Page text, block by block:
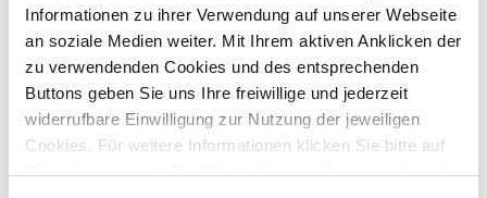
Informationen zu ihrer Verwendung auf unserer Webseite
an soziale Medien weiter. Mit Ihrem aktiven Anklicken der
zu verwendenden Cookies und des entsprechenden
Buttons geben Sie uns Ihre freiwillige und jederzeit
widerrufbare Einwilligung zur Nutzung der jeweiligen
Cookies. Für weitere Informationen klicken Sie bitte auf
"Details anzeigen". Die Möglichkeit zur Änderung besteht
Anbieter:
Amboss Novaheal GmbH
Ansprechpartner: